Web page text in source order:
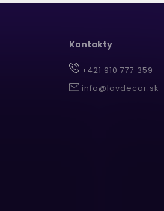
Kontakty
+421 910 777 359
info@lavdecor.sk